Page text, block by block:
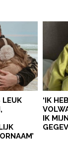
LEUK
‘IK
IK